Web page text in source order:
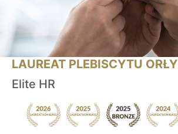
LAUREAT PLEBISCYTU ORŁY
Elite HR